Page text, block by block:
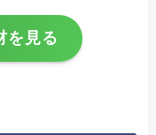
を見る